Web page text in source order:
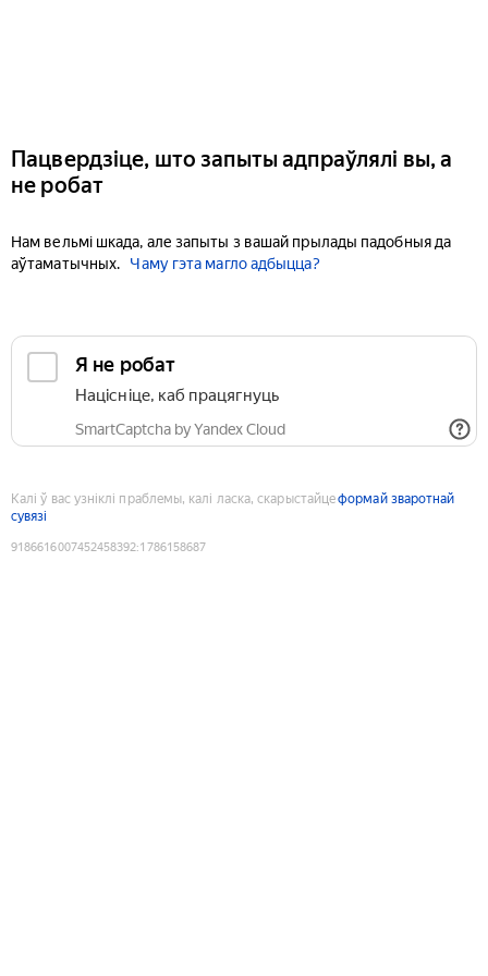
Пацвердзіце, што запыты адпраўлялі вы, а
не робат
Нам вельмі шкада, але запыты з вашай прылады падобныя да
аўтаматычных.
Чаму гэта магло адбыцца?
Я не робат
Націсніце, каб працягнуць
SmartCaptcha by Yandex Cloud
Калі ў вас узніклі праблемы, калі ласка, скарыстайцеформай зваротнай
сувязі
9186616007452458392:1786158687